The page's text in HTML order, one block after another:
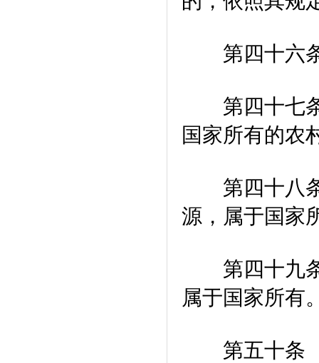
第四十六条
第四十七条
国家所有的农
第四十八条
源，属于国家
第四十九条
属于国家所有
第五十条